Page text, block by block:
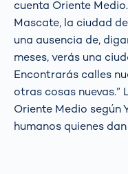
cuenta Oriente
Mascate, la ciudad
una ausencia de,
meses, verás una
Encontrarás calles
otras cosas nuevas.”
Oriente Medio según
humanos quienes